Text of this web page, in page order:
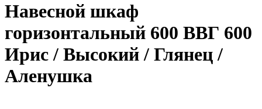
Навесной шкаф
горизонтальный 600 ВВГ 600
Ирис / Высокий / Глянец /
Аленушка